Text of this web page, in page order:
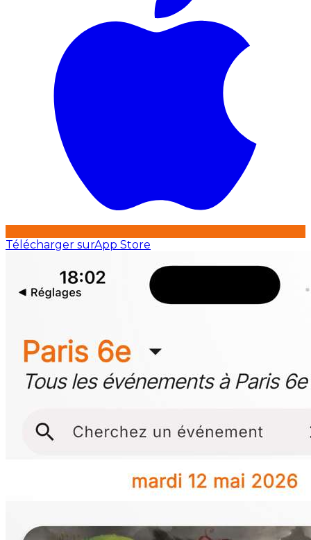
Télécharger surApp Store